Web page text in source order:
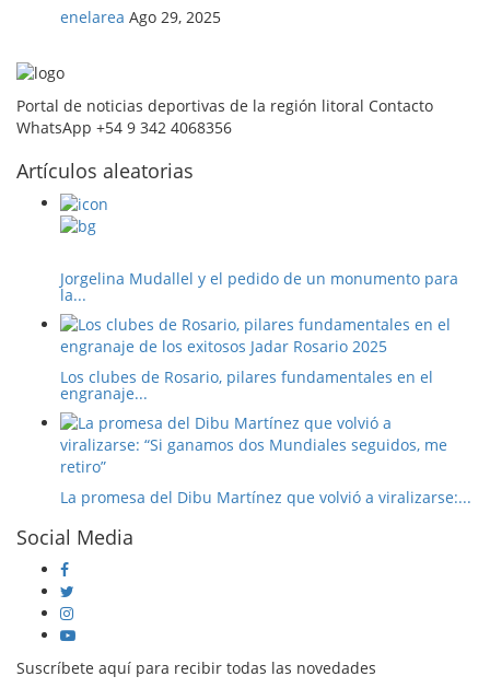
enelarea Ago 29, 2025
Portal de noticias deportivas de la región litoral Contacto
WhatsApp +54 9 342 4068356
Artículos aleatorias
Jorgelina Mudallel y el pedido de un monumento para
la...
Los clubes de Rosario, pilares fundamentales en el
engranaje...
La promesa del Dibu Martínez que volvió a viralizarse:...
Social Media
Suscríbete aquí para recibir todas las novedades